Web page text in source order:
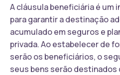
A cláusula beneficiária é
para garantir a destinação
acumulado em seguros e
privada. Ao estabelecer de
serão os beneficiários, o
seus bens serão